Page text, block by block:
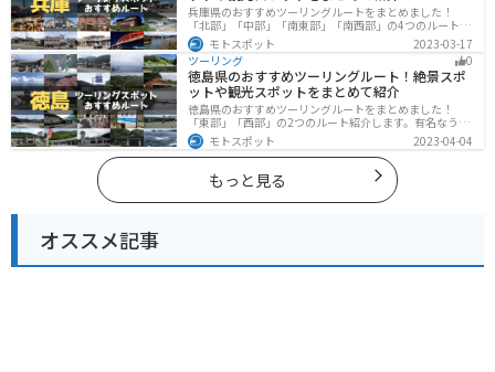
兵庫県のおすすめツーリングルートをまとめました！
「北部」「中部」「南東部」「南西部」の4つのルート紹
介します。自然豊かな山を堪能できる北部と中部、街中
で海辺の南部と違った楽しみ方ができます。バイクで兵
庫県にツーリングに行く際は参考にしてください。
モトスポット
2023-03-17
ツーリング
0
徳島県のおすすめツーリングルート！絶景スポ
ットや観光スポットをまとめて紹介
徳島県のおすすめツーリングルートをまとめました！
「東部」「西部」の2つのルート紹介します。有名なうず
しおや山を中心とした自然豊かなスポットが多数ありま
す。バイクで徳島県にツーリングに行く際は参考にして
ください。
モトスポット 2023-04-04
もっと見る
オススメ記事